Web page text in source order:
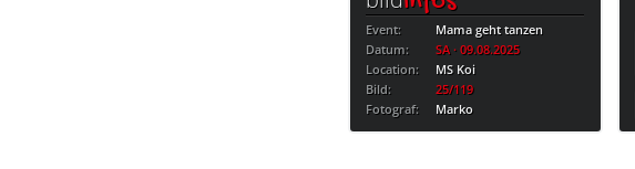
Event:
Mama geht tanzen
Datum:
SA · 09.08.2025
Location:
MS Koi
Bild:
25/119
Fotograf:
Marko